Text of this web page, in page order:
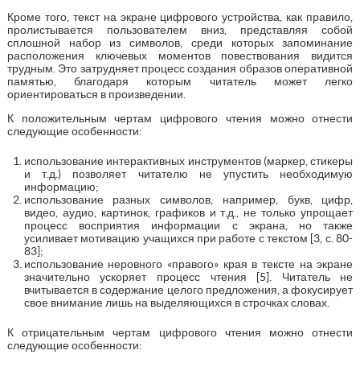
Кроме того, текст на экране цифрового устройства, как правило,
пролистывается пользователем вниз, представляя собой
сплошной набор из символов, среди которых запоминание
расположения ключевых моментов повествования видится
трудным. Это затрудняет процесс создания образов оперативной
памятью, благодаря которым читатель может легко
ориентироваться в произведении.
К положительным чертам цифрового чтения можно отнести
следующие особенности:
использование интерактивных инструментов (маркер, стикеры
и т.д.) позволяет читателю не упустить необходимую
информацию;
использование разных символов, например, букв, цифр,
видео, аудио, картинок, графиков и т.д., не только упрощает
процесс восприятия информации с экрана, но также
усиливает мотивацию учащихся при работе с текстом [3, с. 80-
83];
использование неровного «правого» края в тексте на экране
значительно ускоряет процесс чтения [5]. Читатель не
вчитывается в содержание целого предложения, а фокусирует
свое внимание лишь на выделяющихся в строчках словах.
К отрицательным чертам цифрового чтения можно отнести
следующие особенности: